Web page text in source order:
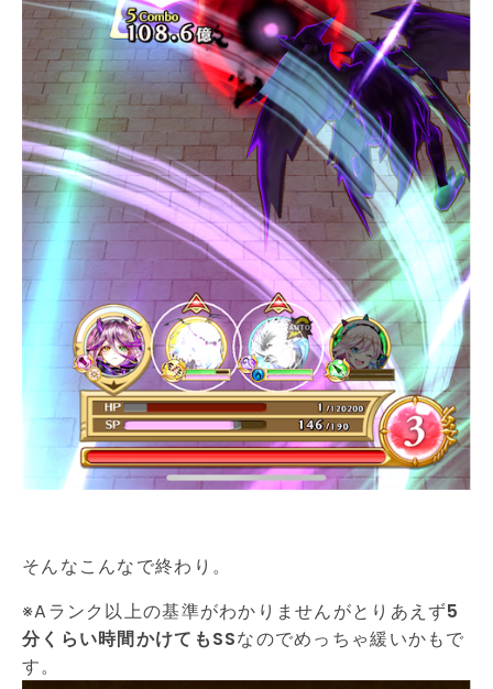
そんなこんなで終わり。
※Aランク以上の基準がわかりませんがとりあえず5
分くらい時間かけてもSSなのでめっちゃ緩いかもで
す。